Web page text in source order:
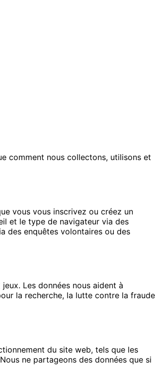
comment nous collectons, utilisons et
vous vous inscrivez ou créez un
et le type de navigateur via des
des enquêtes volontaires ou des
Les données nous aident à
la recherche, la lutte contre la fraude
du site web, tels que les
ne partageons des données que si